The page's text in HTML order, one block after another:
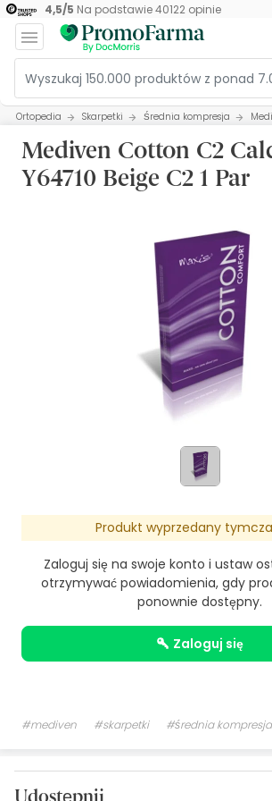
4,5/5 Na podstawie40122opinie
Ortopedia Skarpetki Średnia kompresja
Mediven Cotton C2
Y64710 Beige C2 1 Par
Produkt wyprzedany
Zaloguj się na swoje konto i ustaw
otrzymywać powiadomienia, gdy
ponownie dostępny.
zaloguj się
#mediven #skarpetki #średnia kompresja